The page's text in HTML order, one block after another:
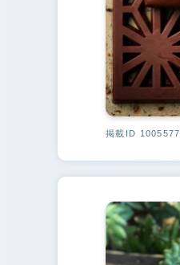
掲載ID 1005577